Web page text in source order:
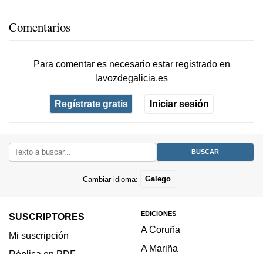
Comentarios
Para comentar es necesario estar registradoen
lavozdegalicia.es
Regístrate gratis Iniciar sesión
Cambiar idioma: Galego
SUSCRIPTORES
Mi suscripción
EDICIONES
A Coruña
A Mariña